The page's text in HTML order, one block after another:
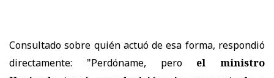
Consultado sobre quién actuó de esa forma, respondió
directamente: "Perdóname, pero el ministro